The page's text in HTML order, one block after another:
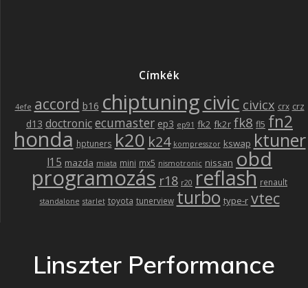
Címkék
4efe accord b16 chiptuningcivic civicx crx crz
d13 doctronicecumaster ep3 ep91 fk2 fk2r fk8 fl5 fn2
honda hptuners k20 k24 kompresszor kswap ktuner
l15 mazda miata mini mx5 nismotronic nissan obd
programozás r18 r20 reflash renault
standalone starlet toyota tunerview turbo type-r vtec
Linszter Performance